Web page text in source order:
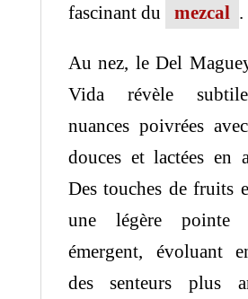
fascinant du
mezcal .
Au nez, le Del
Vida révèle
nuances poivrées
douces et lactées en
Des touches de fruits
une légère pointe
émergent, évoluant
des senteurs plus